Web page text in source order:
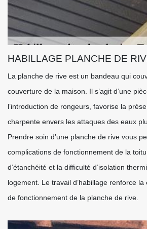
HABILLAGE PLANCHE DE
La planche de rive est un bandeau qui
couverture de la maison. Il s’agit d’une
l’introduction de rongeurs, favorise la
charpente envers les attaques des eaux
Prendre soin d’une planche de rive vous
complications de fonctionnement de la
d’étanchéité et la difficulté d’isolation
logement. Le travail d’habillage renforce
de fonctionnement de la planche de rive.